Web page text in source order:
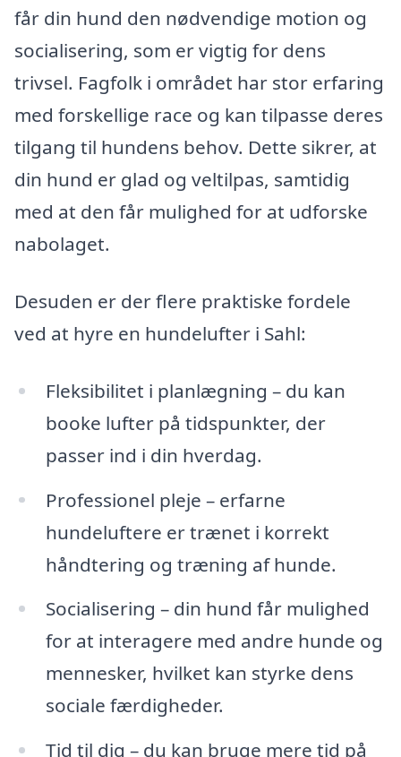
får din hund den nødvendige motion og
socialisering, som er vigtig for dens
trivsel. Fagfolk i området har stor erfaring
med forskellige race og kan tilpasse deres
tilgang til hundens behov. Dette sikrer, at
din hund er glad og veltilpas, samtidig
med at den får mulighed for at udforske
nabolaget.
Desuden er der flere praktiske fordele
ved at hyre en hundelufter i Sahl:
Fleksibilitet i planlægning – du kan
booke lufter på tidspunkter, der
passer ind i din hverdag.
Professionel pleje – erfarne
hundeluftere er trænet i korrekt
håndtering og træning af hunde.
Socialisering – din hund får mulighed
for at interagere med andre hunde og
mennesker, hvilket kan styrke dens
sociale færdigheder.
Tid til dig – du kan bruge mere tid på